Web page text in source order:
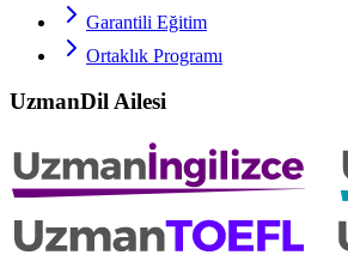
Garantili Eğitim
Ortaklık Programı
UzmanDil Ailesi